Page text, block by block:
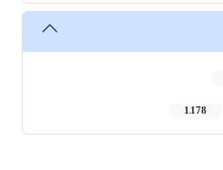
1,178